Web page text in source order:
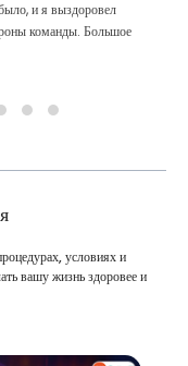
Они даже после
связь
условиях и
вашу жизнь здоровее и